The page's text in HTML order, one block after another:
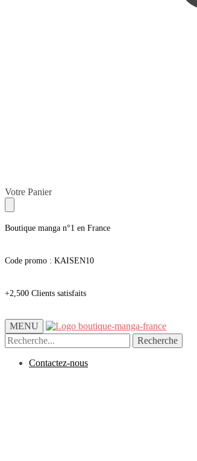
Skip
to
navigation
Skip
to
content
Votre Panier
Boutique manga n°1 en France
Code promo : KAISEN10
+2,500 Clients satisfaits
MENU
Recherche
pour :
Recherche
Contactez-nous